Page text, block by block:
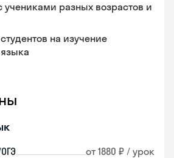
учениками разных возрастов и
на изучение
от 1880 ₽ / урок